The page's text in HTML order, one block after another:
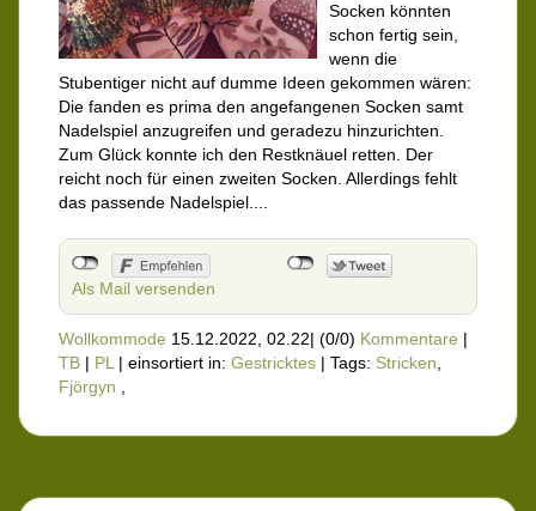
Socken könnten
schon fertig sein,
wenn die
Stubentiger nicht auf dumme Ideen gekommen wären:
Die fanden es prima den angefangenen Socken samt
Nadelspiel anzugreifen und geradezu hinzurichten.
Zum Glück konnte ich den Restknäuel retten. Der
reicht noch für einen zweiten Socken. Allerdings fehlt
das passende Nadelspiel....
Als Mail versenden
Wollkommode 15.12.2022, 02.22| (0/0) Kommentare |
TB | PL| einsortiert in: Gestricktes | Tags: Stricken,
Fjörgyn ,